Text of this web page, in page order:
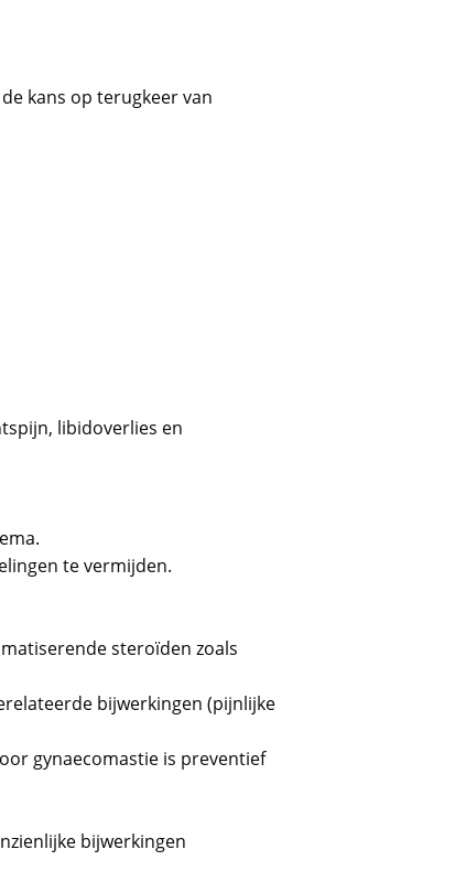
kans op terugkeer van
libidoverlies en
te vermijden.
steroïden zoals
bijwerkingen (pijnlijke
gynaecomastie is preventief
bijwerkingen